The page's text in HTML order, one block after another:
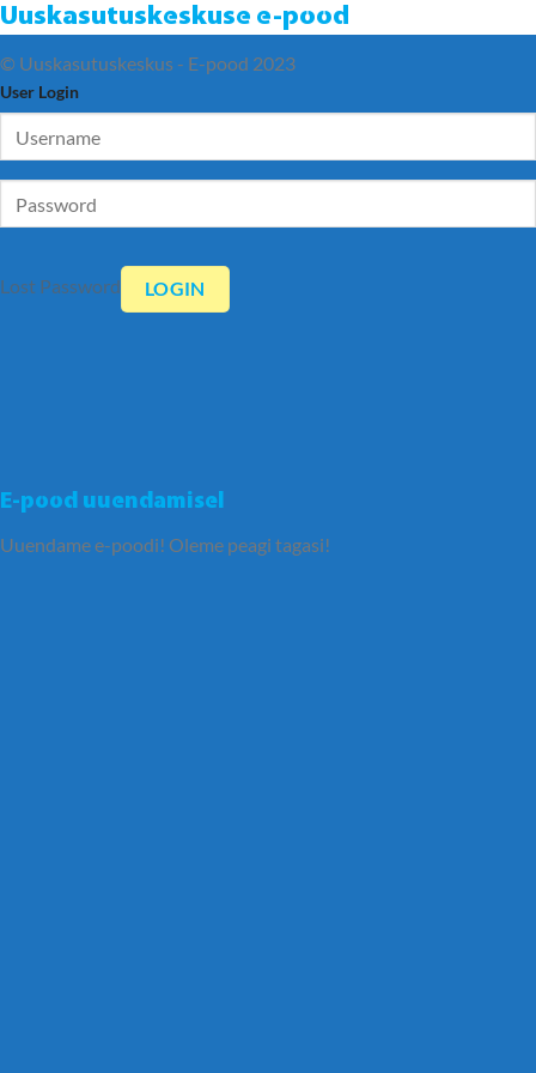
Uuskasutuskeskuse e-pood
E-pood uuendamisel
Uuendame e-poodi! Oleme peagi tagasi!
© Uuskasutuskeskus - E-pood 2023
User Login
Lost Password